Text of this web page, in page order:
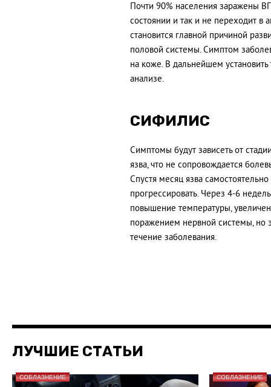
Почти 90% населения заражены
состоянии и так и не переходит
становится главной причиной
половой системы. Симптом
на коже. В дальнейшем
анализе.
СИФИЛИС
Симптомы будут зависеть от
язва, что не сопровождается
Спустя месяц язва
прогрессировать. Через 4-6
повышение температуры,
поражением нервной системы, но
течение заболевания.
ЛУЧШИЕ СТАТЬИ
СОБЛАЗНЕНИЕ СОБЛАЗНЕНИЕ